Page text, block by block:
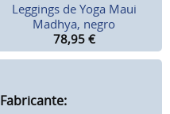
Leggings de Yoga Maui
Madhya, negro
78,95 €
Fabricante: